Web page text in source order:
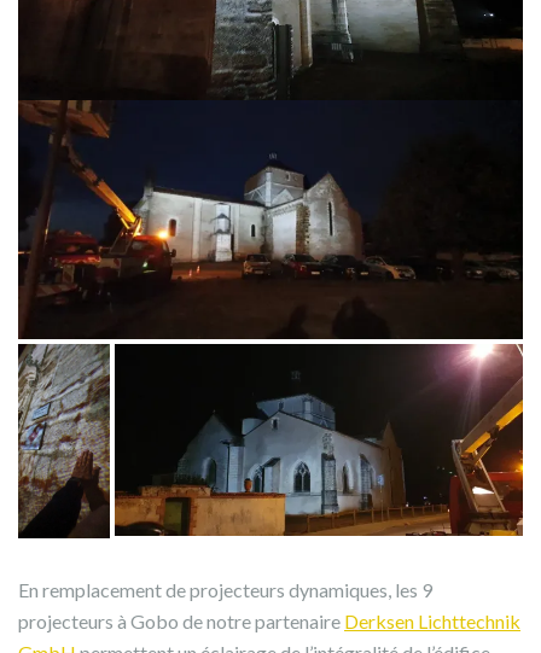
En remplacement de projecteurs dynamiques, les 9
projecteurs à Gobo de notre partenaire Derksen Lichttechnik